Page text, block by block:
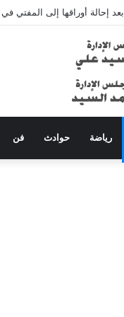
بعد إحالة أوراقها إلى المفتي
رياضة حوادث فن